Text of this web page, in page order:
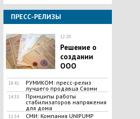
ПРЕСС-РЕЛИЗЫ
12:20
Решение о
создании
ООО
18:41
РУМИКОМ: пресс-релиз
лучшего продавца Сяоми
14:33
Принципы работы
стабилизаторов напряжения
для дома
11:54
СМИ: Компания UNIPUMP